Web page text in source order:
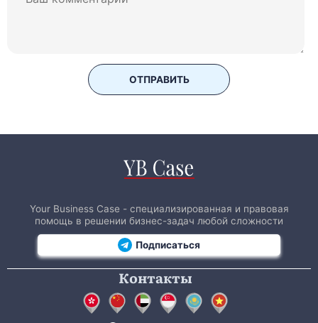
ОТПРАВИТЬ
Your Business Case - специализированная и правовая
помощь в решении бизнес-задач любой сложности
Подписаться
Контакты